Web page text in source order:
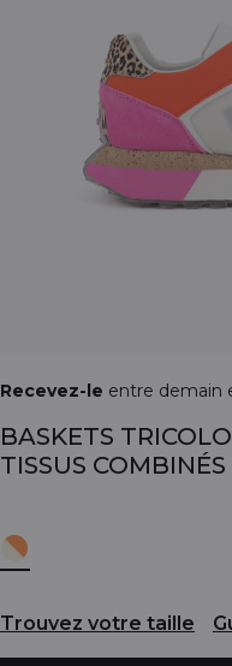
Recevez-le entre demain
BASKETS
TISSUS
Trouvez votre taille